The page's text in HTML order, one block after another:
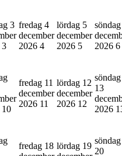
3
3
fredag 4
december
2026 4
lördag 5
december
2026 5
2026 6
10
fredag 11
december
2026 11
lördag 12
december
2026 12
söndag
13
2026
fredag 18 lördag 19
söndag
20